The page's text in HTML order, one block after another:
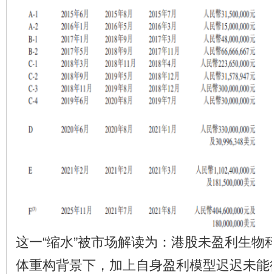
这一“缩水”被市场解读为：港股未盈利生
体重构背景下，加上自身盈利模型迟迟未